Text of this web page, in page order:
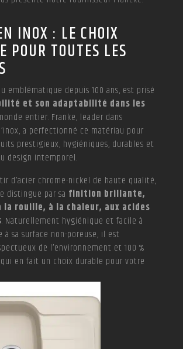
INOX : LE CHOIX
POUR TOUTES LES
emblématique depuis 100 ans, est prisé
et son adaptabilité dans les
entier. Franke, leader dans
a perfectionné ce matériau pour
prestigieux, hygiéniques, durables et
design intemporel.
d’acier chrome-nickel de haute qualité,
distingue par sa finition brillante,
rouille, à la chaleur, aux acides
. Naturellement hygiénique et facile à
sa surface non-poreuse, il est
de l’environnement et 100 %
en fait un choix durable pour votre